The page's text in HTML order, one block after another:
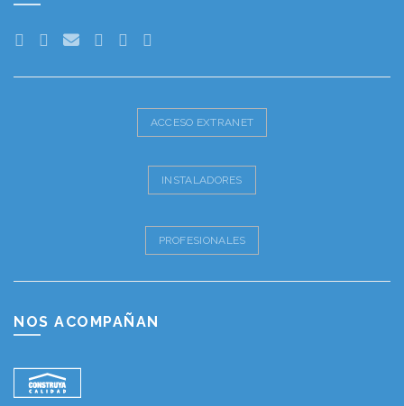
ACCESO EXTRANET
INSTALADORES
PROFESIONALES
NOS ACOMPAÑAN